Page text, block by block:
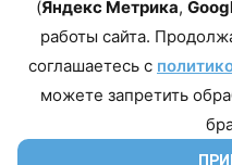
Главный редактор сетевого
редакции: 8(988)-292-94-34
Дагестан, г. Махачкала, пр-т
Копирование и использование
цитирование возможно только
(Яндекс Метрика,
работы сайта.
соглашаетесь с
можете запретить